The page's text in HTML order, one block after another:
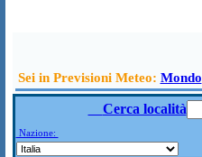
Sei in Previsioni Meteo: Mondo
Cerca località
Nazione: